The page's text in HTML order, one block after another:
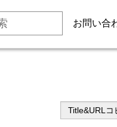
お問い合